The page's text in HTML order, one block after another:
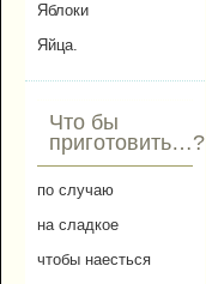
Яблоки
Яйца.
Что бы
приготовить…?
по случаю
на сладкое
чтобы наесться